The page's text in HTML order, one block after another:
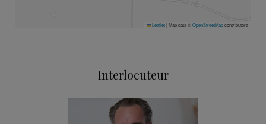
Leaflet| Map data ©OpenStreetMapcontributors
Interlocuteur